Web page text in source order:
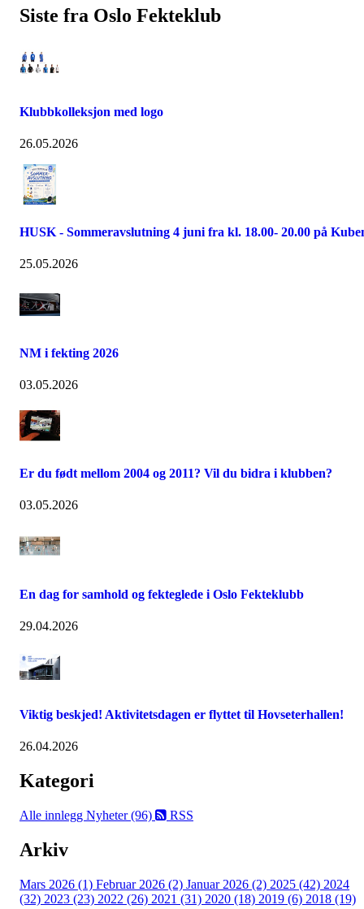
Siste fra Oslo Fekteklub
Klubbkolleksjon med logo
26.05.2026
HUSK - Sommeravslutning 4 juni fra kl. 18.00- 20.00 på
25.05.2026
NM i fekting 2026
03.05.2026
Er du født mellom 2004 og 2011? Vil du bidra i klubben?
03.05.2026
En dag for samhold og fekteglede i Oslo Fekteklubb
29.04.2026
Viktig beskjed! Aktivitetsdagen er flyttet til Hovseterhallen!
26.04.2026
Kategori
Alle innlegg Nyheter (96) RSS
Arkiv
Mars 2026 (1) Februar 2026 (2) Januar 2026 (2) 2025 (42) 2024
(32) 2023 (23) 2022 (26) 2021 (31) 2020 (18) 2019 (6) 2018 (19)